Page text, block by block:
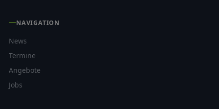
NAVIGATION
News
Termine
Angebote
Jobs